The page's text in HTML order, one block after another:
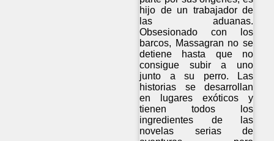
hijo de un trabajador de
las aduanas.
Obsesionado con los
barcos, Massagran no se
detiene hasta que no
consigue subir a uno
junto a su perro. Las
historias se desarrollan
en lugares exóticos y
tienen todos los
ingredientes de las
novelas serias de